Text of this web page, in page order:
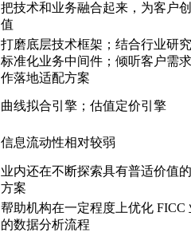
把技术和业务融合起来，为客户
值
打磨底层技术框架；结合行业研
标准化业务中间件；倾听客户需
作落地适配方案
曲线拟合引擎；估值定价引擎
信息流动性相对较弱
业内还在不断探索具有普适价值
方案
帮助机构在一定程度上优化 FICC
的数据分析流程